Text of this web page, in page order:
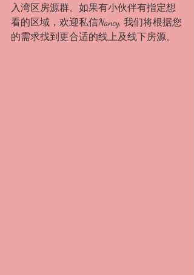
入湾区房源群。如果有小伙伴有指定想
看的区域，欢迎私信Nancy, 我们将根据您
的需求找到更合适的线上及线下房源。